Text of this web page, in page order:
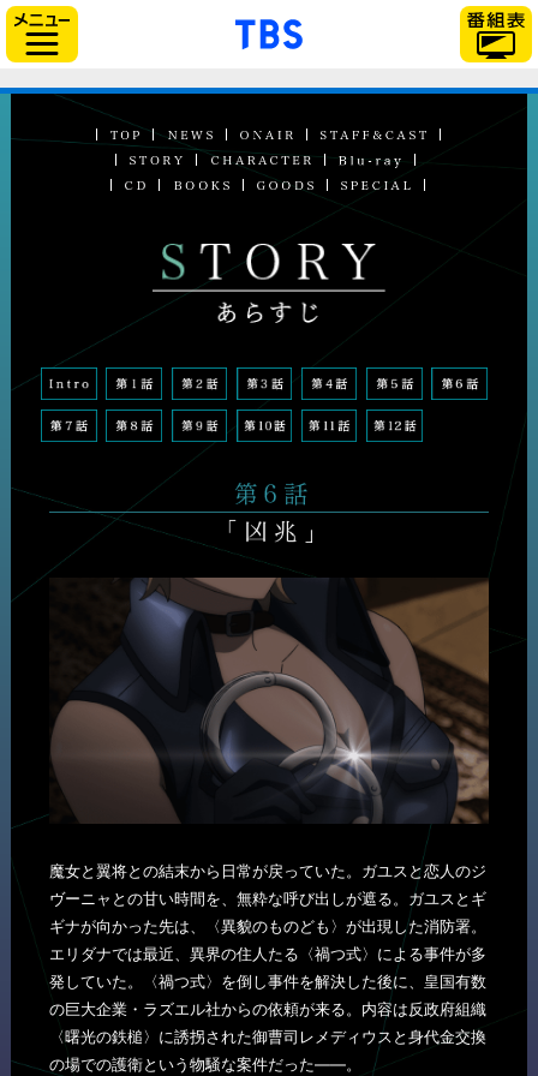
「TBSテレビ」トップ
魔女と翼将との結末から日常が戻っていた。ガユスと恋人のジ
ヴーニャとの甘い時間を、無粋な呼び出しが遮る。ガユスとギ
ギナが向かった先は、〈異貌のものども〉が出現した消防署。
エリダナでは最近、異界の住人たる〈禍つ式〉による事件が多
発していた。〈禍つ式〉を倒し事件を解決した後に、皇国有数
の巨大企業・ラズエル社からの依頼が来る。内容は反政府組織
〈曙光の鉄槌〉に誘拐された御曹司レメディウスと身代金交換
の場での護衛という物騒な案件だった――。
// Can also be used with $(document).ready()